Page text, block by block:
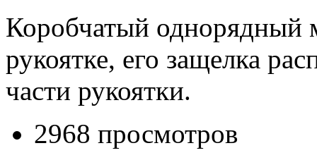
Коробчатый однорядный
рукоятке, его защелка
части рукоятки.
2968 просмотров